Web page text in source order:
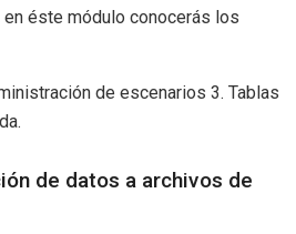
en éste módulo conocerás los
de escenarios 3. Tablas
de datos a archivos de